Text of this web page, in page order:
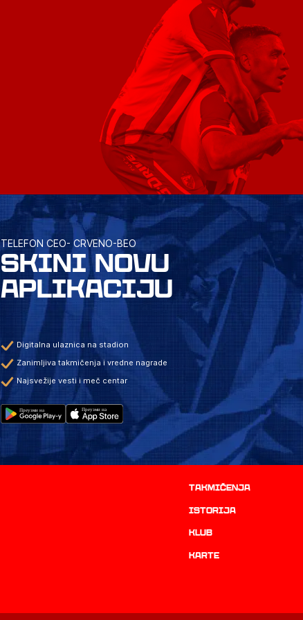
TELEFON CEO- CRVENO-BEO
SKINI NOVU
APLIKACIJU
Digitalna ulaznica na stadion
Zanimljiva takmičenja i vredne nagrade
Najsvežije vesti i meč centar
Takmičenja
istorija
Klub
Karte